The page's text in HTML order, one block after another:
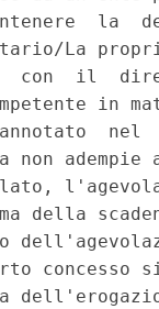
la
La
con  il
in
non
della